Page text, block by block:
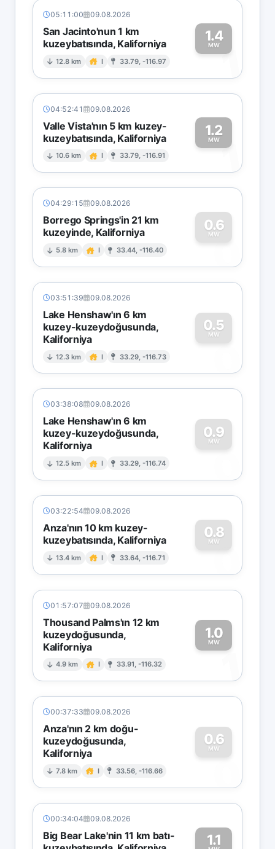
05:11:00 09.08.2026
San Jacinto'nun 1 km
kuzeybatısında, Kaliforniya
12.8 km I 33.79, -116.97
1.4
MW1
04:52:41 09.08.2026
Valle Vista'nın 5 km kuzey-
kuzeybatısında, Kaliforniya
10.6 km I 33.79, -116.91
1.2
MW1
04:29:15 09.08.2026
Borrego Springs'in 21 km
kuzeyinde, Kaliforniya
5.8 km I 33.44, -116.40
0.6
MW
0
03:51:39 09.08.2026
Lake Henshaw'ın 6 km
kuzey-kuzeydoğusunda,
Kaliforniya
12.3 km I 33.29, -116.73
0.5
MW
0
03:38:08 09.08.2026
Lake Henshaw'ın 6 km
kuzey-kuzeydoğusunda,
Kaliforniya
12.5 km I 33.29, -116.74
0.9
MW
0
03:22:54 09.08.2026
Anza'nın 10 km kuzey-
kuzeybatısında, Kaliforniya
13.4 km I 33.64, -116.71
0.8
MW
0
01:57:07 09.08.2026
Thousand Palms'ın 12 km
kuzeydoğusunda,
Kaliforniya
4.9 km I 33.91, -116.32
1.0
MW
1
00:37:33 09.08.2026
Anza'nın 2 km doğu-
kuzeydoğusunda,
Kaliforniya
7.8 km I 33.56, -116.66
0.6
MW
0
00:34:04 09.08.2026
Big Bear Lake'nin 11 km batı-
1.1